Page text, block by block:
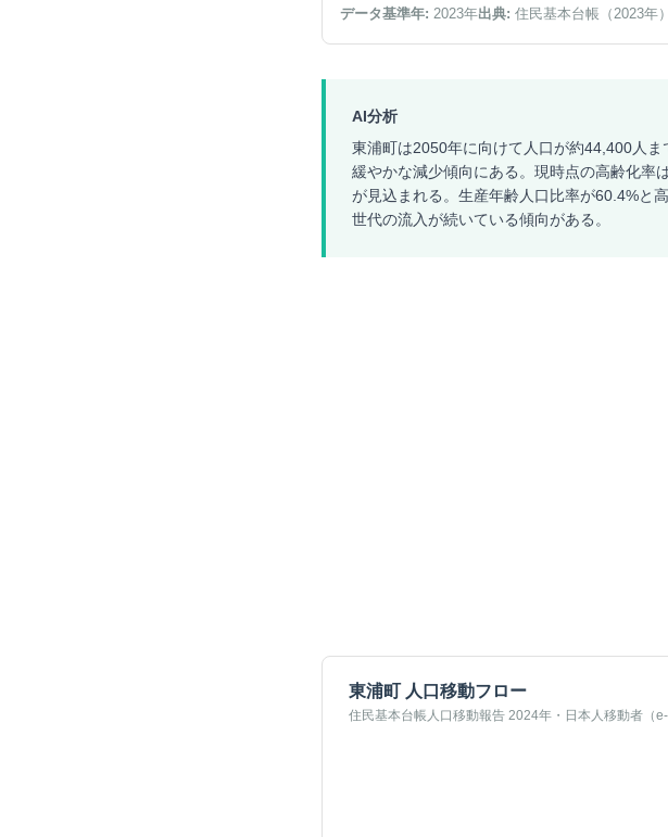
データ基準年: 2023年出典: 住民基本台帳（2023年）
AI分析
東浦町は2050年に向けて人口が約44,400人
緩やかな減少傾向にある。現時点の高齢化率
が見込まれる。生産年齢人口比率が60.4%と
世代の流入が続いている傾向がある。
東浦町 人口移動フロー
住民基本台帳人口移動報告 2024年・日本人移動者（e-